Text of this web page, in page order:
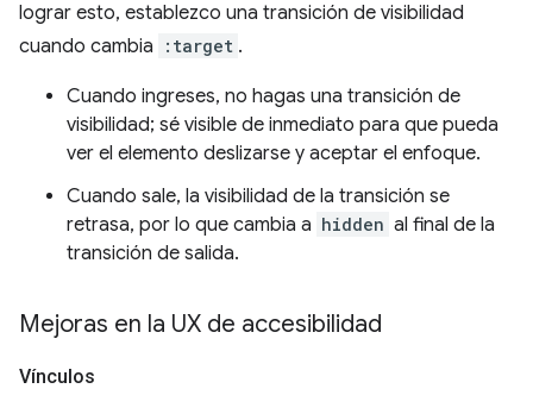
lograr esto, establezco una transición de visibilidad
cuando cambia
:target .
Cuando ingreses, no hagas una transición de
visibilidad; sé visible de inmediato para que pueda
ver el elemento deslizarse y aceptar el enfoque.
Cuando sale, la visibilidad de la transición se
retrasa, por lo que cambia a hidden al final de la
transición de salida.
Mejoras en la UX de accesibilidad
Vínculos